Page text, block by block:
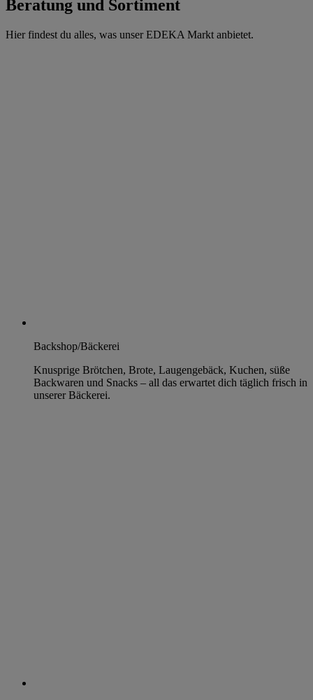
Beratung und Sortiment
Hier findest du alles, was unser EDEKA Markt anbietet.
Backshop/Bäckerei
Knusprige Brötchen, Brote, Laugengebäck, Kuchen, süße
Backwaren und Snacks – all das erwartet dich täglich frisch in
unserer Bäckerei.